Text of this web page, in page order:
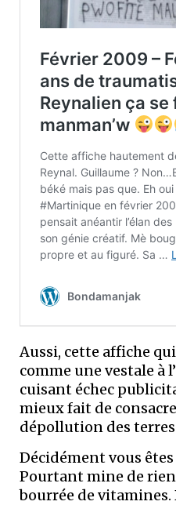
Aussi, cette affiche
comme une vestale à
cuisant échec
mieux fait de
dépollution des
Décidément vous
Pourtant mine de
bourrée de